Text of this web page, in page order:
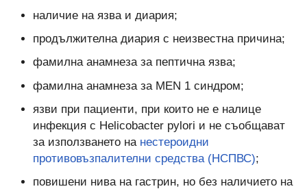
наличие на язва и диария;
продължителна диария с неизвестна причина;
фамилна анамнеза за пептична язва;
фамилна анамнеза за MEN 1 синдром;
язви при пациенти, при които не е налице
инфекция с Helicobacter pylori и не съобщават
за използването на нестероидни
противовъзпалителни средства (НСПВС);
повишени нива на гастрин, но без наличието на